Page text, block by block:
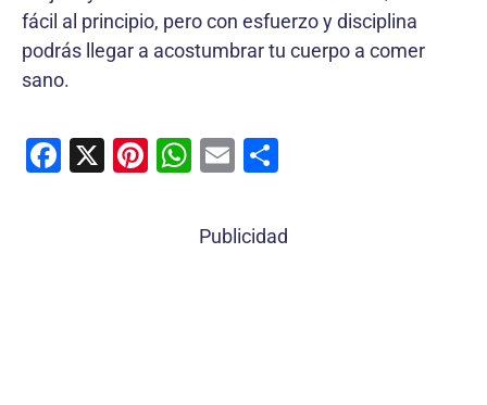
fácil al principio, pero con esfuerzo y disciplina
podrás llegar a acostumbrar tu cuerpo a comer
sano.
F
X
Pi W
at
E
ai m
Publicidad